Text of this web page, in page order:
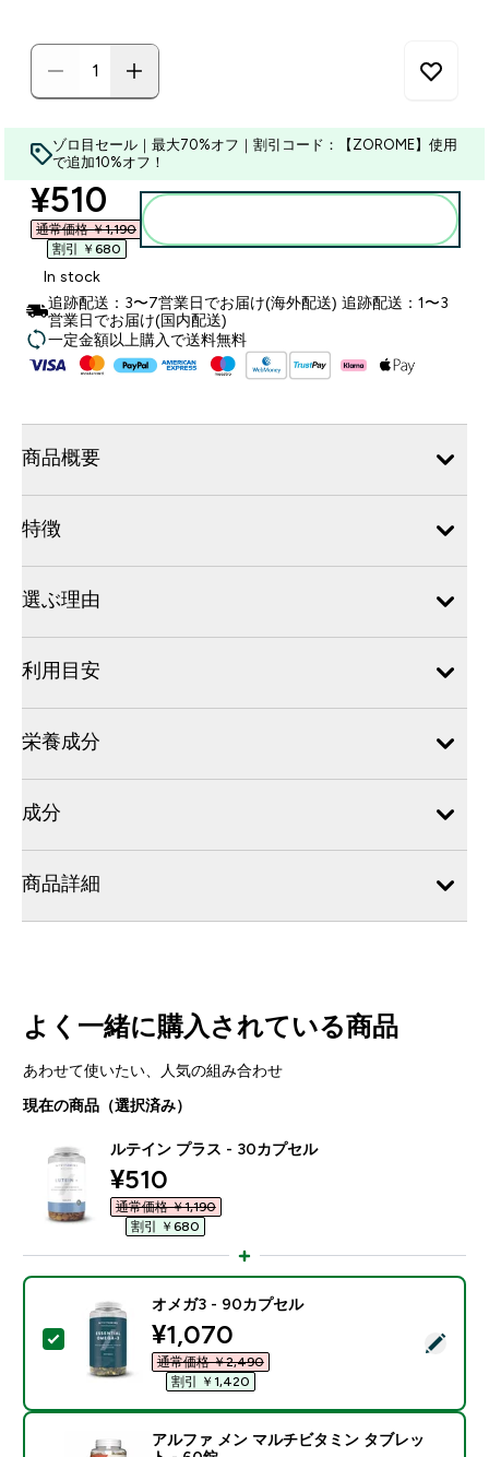
ゾロ目セール｜最大70%オフ｜割引コード：【ZOROME】使用
で追加10%オフ！
discounted price
¥510‎
通常価格 ￥1,190‎
割引 ￥680‎
In stock
追跡配送：3〜7営業日でお届け(海外配送) 追跡配送：1〜3
営業日でお届け(国内配送)
一定金額以上購入で送料無料
商品概要
特徴
選ぶ理由
利用目安
栄養成分
成分
商品詳細
よく一緒に購入されている商品
あわせて使いたい、人気の組み合わせ
現在の商品（選択済み）
ルテイン プラス - 30カプセル
discounted price
¥510‎
通常価格 ￥1,190‎
割引 ￥680‎
この商品を選択 - オメガ3 - 90カプセル
オメガ3 - 90カプセル
discounted price
¥1,070‎
通常価格 ￥2,490‎
割引 ￥1,420‎
アルファ メン マルチビタミン タブレッ